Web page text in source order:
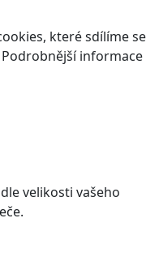
které sdílíme se
informace
velikosti vašeho